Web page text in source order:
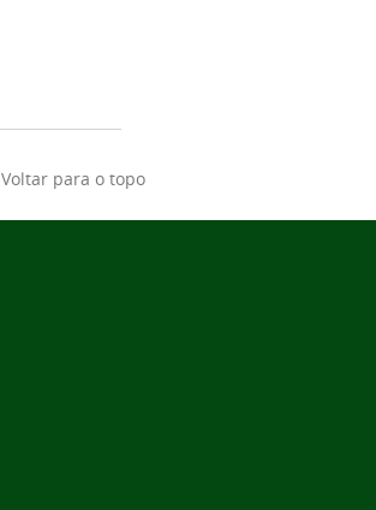
Voltar para o topo